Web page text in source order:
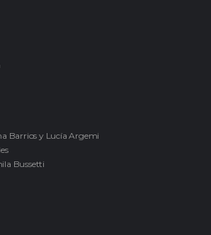
Barrios y Lucía Argemi
Bussetti